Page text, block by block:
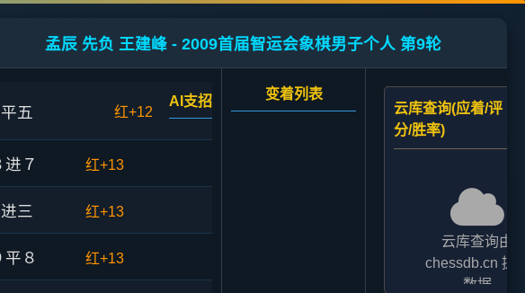
孟辰 先负 王建峰 - 2009首届智运会象棋男子个人 第9轮
五 红+12
AI支招
进７ 红+13
三 红+13
平８ 红+13
变着列表
云库查询(应着/评
分/胜率)
云库查询由
chessdb.cn 提
数据